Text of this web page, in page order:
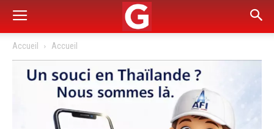
Accueil Accueil